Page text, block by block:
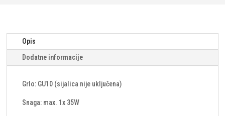
Opis
Dodatne informacije
Grlo: GU10 (sijalica nije uključena)
Snaga: max. 1x 35W